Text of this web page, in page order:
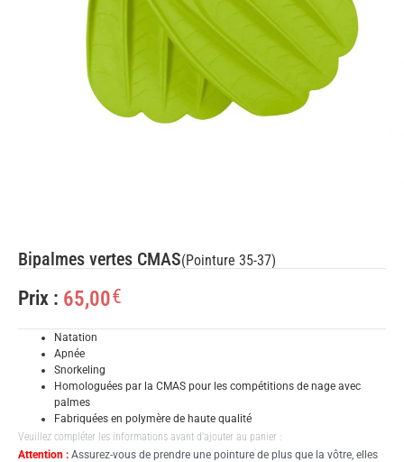
Bipalmes vertes CMAS(Pointure 35-37)
Prix : 65,00€
Natation
Apnée
Snorkeling
Homologuées par la CMAS pour les compétitions de nage avec
palmes
Fabriquées en polymère de haute qualité
Veuillez compléter les informations avant d'ajouter au panier :
Attention : Assurez-vous de prendre une pointure de plus que la vôtre, elles